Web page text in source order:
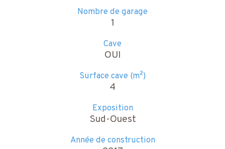
Nombre de garage
1
Cave
OUI
Surface cave (m²)
4
Exposition
Sud-Ouest
Année de construction